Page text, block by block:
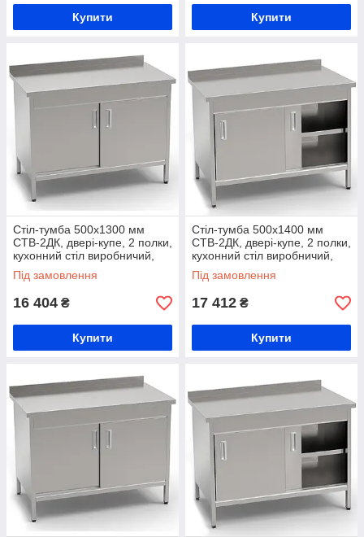
Купити Купити
Стіл-тумба 500х1300 мм
СТВ-2ДК, двері-купе, 2 полки,
кухонний стіл виробничий,
стіл на кухню з нержавійки,
стіл для продуктів
Під замовлення
16 404 ₴
Купити
Стіл-тумба 500х1400 мм
СТВ-2ДК, двері-купе, 2 полки,
кухонний стіл виробничий,
стіл на кухню з нержавійки,
стіл для продуктів
Під замовлення
17 412 ₴
Купити